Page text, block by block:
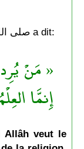
Le Messager de Allâh صلى الله عليه وسلّم a dit:
« مَنْ
إِنمَّا
Allâh veut le